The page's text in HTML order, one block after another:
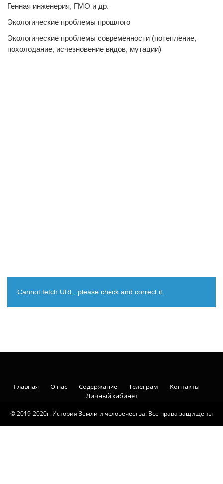
Генная инженерия, ГМО и др.
Экологические проблемы прошлого
Экологические проблемы современности (потепление,
похолодание, исчезновение видов, мутации)
Cannot fetch URL, please check and correct it.
© 2019-2020г. История Земли и человечества. Все права защищены
Главная О нас Содержание Телеграм
Контакты
Личный кабинет